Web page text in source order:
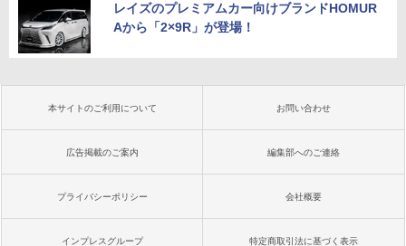
レイズのプレミアムカー向けブランドHOMUR
Aから「2×9R」が登場！
本サイトのご利用について お問い合わせ
広告掲載のご案内 編集部へのご連絡
プライバシーポリシー 会社概要
インプレスグループ 特定商取引法に基づく表示